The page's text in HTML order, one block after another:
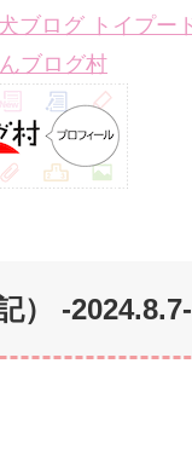
ブログ村
） -2024.8.7-